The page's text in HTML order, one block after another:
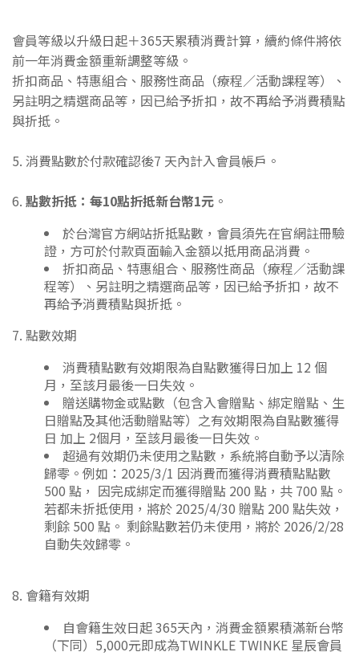
會員等級以升級日起＋365天累積消費計算，續約條件將依
前一年消費金額重新調整等級。
折扣商品、特惠組合、服務性商品（療程／活動課程等）、
另註明之精選商品等，因已給予折扣，故不再給予消費積點
與折抵。
5. 消費點數於付款確認後7 天內計入會員帳戶。
6. 點數折抵：每10點折抵新台幣1元 。
於台灣官方網站折抵點數，會員須先在官網註冊驗
證，方可於付款頁面輸入金額以抵用商品消費。
折扣商品、特惠組合、服務性商品（療程／活動課
程等）、另註明之精選商品等，因已給予折扣，故不
再給予消費積點與折抵。
7. 點數效期
消費積點數有效期限為自點數獲得日加上 12 個
月，至該月最後一日失效。
贈送購物金或點數（包含入會贈點、綁定贈點、生
日贈點及其他活動贈點等）之有效期限為自點數獲得
日 加上 2個月，至該月最後一日失效。
超過有效期仍未使用之點數，系統將自動予以清除
歸零。例如：2025/3/1 因消費而獲得消費積點點數
500 點， 因完成綁定而獲得贈點 200 點，共 700 點。
若都未折抵使用，將於 2025/4/30 贈點 200 點失效，
剩餘 500 點。 剩餘點數若仍未使用，將於 2026/2/28
自動失效歸零。
8. 會籍有效期
自會籍生效日起 365天內，消費金額累積滿新台幣
（下同）5,000元即成為TWINKLE TWINKE 星辰會員